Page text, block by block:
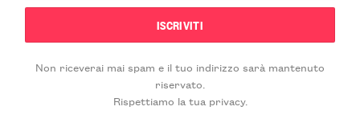
Non riceverai mai spam e il tuo indirizzo sarà mantenuto
riservato.
Rispettiamo la tua privacy.